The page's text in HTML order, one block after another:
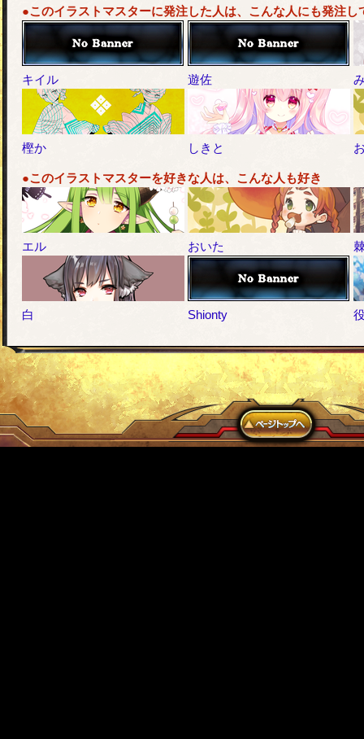
●このイラストマスターに発注した人は、こんな人にも発注し
キイル 遊佐
樫か しきと
●このイラストマスターを好きな人は、こんな人も好き
エル おいた
白 Shionty